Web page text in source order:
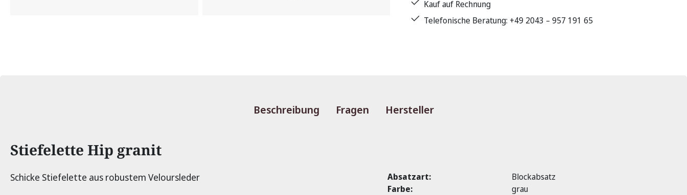
Kauf auf Rechnung
Telefonische Beratung: +49 2043 – 957 191 65
Beschreibung Fragen Hersteller
Produktinformationen
Stiefelette Hip granit
Schicke Stiefelette aus robustem Veloursleder Absatzart:
Blockabsatz
Farbe:
grau